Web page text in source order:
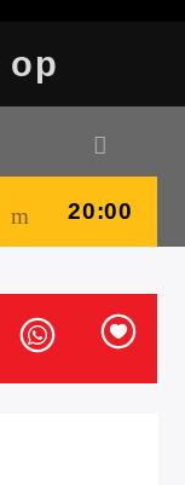
op
20:00